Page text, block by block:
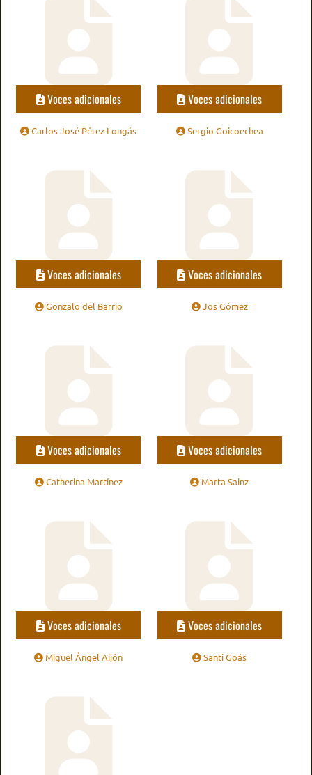
Voces adicionales
Carlos José Pérez Longás
Voces adicionales
Sergio Goicoechea
Voces adicionales
Gonzalo del Barrio
Voces adicionales
Jos Gómez
Voces adicionales
Catherina Martínez
Voces adicionales
Marta Sainz
Voces adicionales
Miguel Ángel Aijón
Voces adicionales
Santi Goás